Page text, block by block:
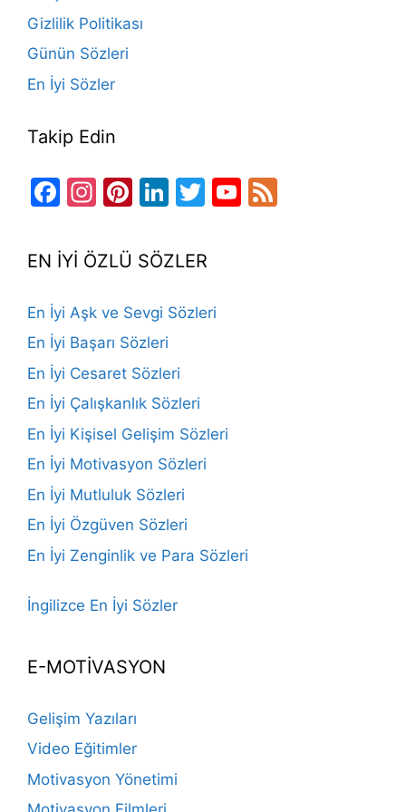
k
Gizlilik Politikası
Günün Sözleri
En İyi Sözler
Takip Edin
Facebook
Instagram
Pinterest
LinkedIn
TwitterYouTube
EN İYİ ÖZLÜ SÖZLER
En İyi Aşk ve Sevgi Sözleri
En İyi Başarı Sözleri
En İyi Cesaret Sözleri
En İyi Çalışkanlık Sözleri
En İyi Kişisel Gelişim Sözleri
En İyi Motivasyon Sözleri
En İyi Mutluluk Sözleri
En İyi Özgüven Sözleri
En İyi Zenginlik ve Para Sözleri
İngilizce En İyi Sözler
E-MOTİVASYON
Gelişim Yazıları
Video Eğitimler
Motivasyon Yönetimi